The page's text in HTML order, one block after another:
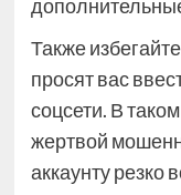
Также
просят вас
соцсети. В
жертвой
аккаунту резко